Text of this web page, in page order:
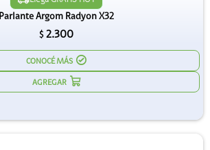
Parlante Argom Radyon X32
$ 2.300
CONOCÉ MÁS